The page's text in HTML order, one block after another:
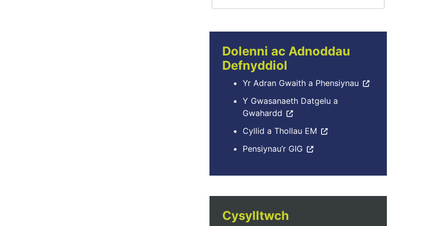
Dolenni ac Adnoddau
Defnyddiol
Yr Adran Gwaith a Phensiynau
Y Gwasanaeth Datgelu a
Gwahardd
Cyllid a Thollau EM
Pensiynau’r GIG
Cysylltwch